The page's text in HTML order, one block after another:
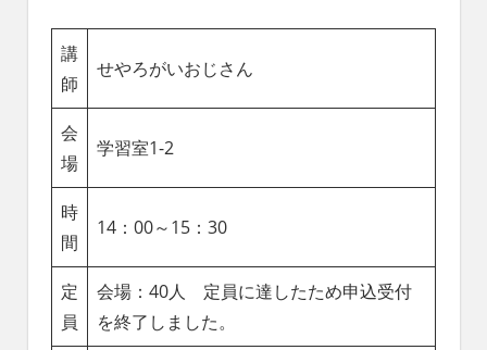
講
師
せやろがいおじさん
会
場
学習室1-2
時
間
14：00～15：30
定
員
会場：40人 定員に達したため申込受付
を終了しました。